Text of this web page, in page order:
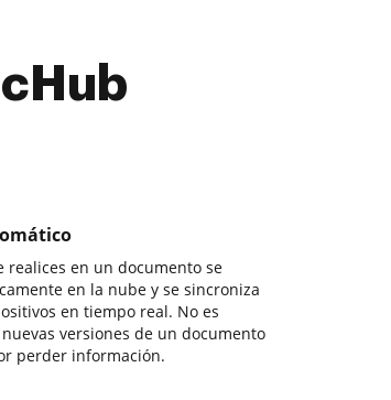
realices en un documento se
en la nube y se sincroniza
en tiempo real. No es
versiones de un documento
perder información.